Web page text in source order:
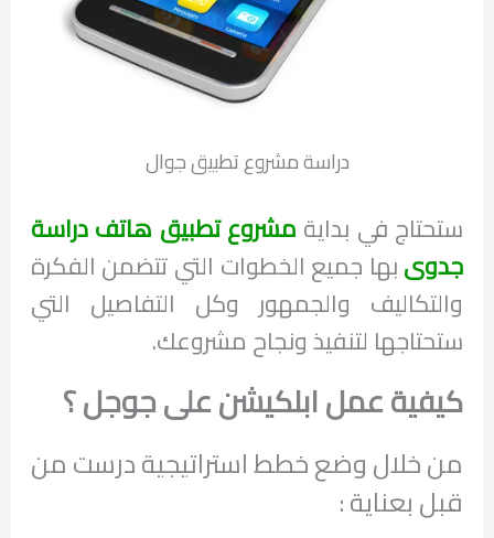
دراسة مشروع تطبيق جوال
ستحتاج في بداية مشروع تطبيق هاتف دراسة
جدوىبها جميع الخطوات التي تتضمن الفكرة
والتكاليف والجمهور وكل التفاصيل التي
ستحتاجها لتنفيذ ونجاح مشروعك.
كيفية عمل ابلكيشن على جوجل ؟
من خلال وضع خطط استراتيجية درست من
قبل بعناية :